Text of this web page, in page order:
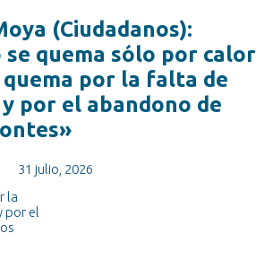
(Ciudadanos):
se quema sólo por calor
por la falta de
por el abandono de
31 julio, 2026